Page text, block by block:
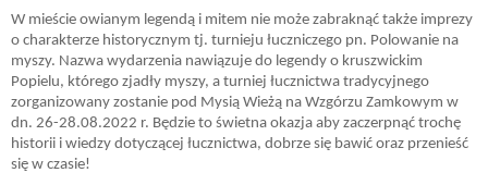
W mieście owianym legendą i mitem nie może zabraknąć także imprezy
o charakterze historycznym tj. turnieju łuczniczego pn. Polowanie na
myszy. Nazwa wydarzenia nawiązuje do legendy o kruszwickim
Popielu, którego zjadły myszy, a turniej łucznictwa tradycyjnego
zorganizowany zostanie pod Mysią Wieżą na Wzgórzu Zamkowym w
dn. 26-28.08.2022 r. Będzie to świetna okazja aby zaczerpnąć trochę
historii i wiedzy dotyczącej łucznictwa, dobrze się bawić oraz przenieść
się w czasie!